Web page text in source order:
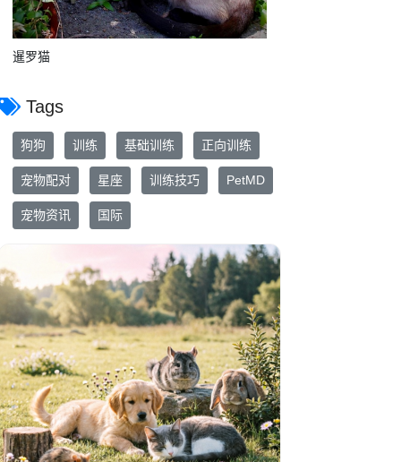
暹罗猫
Tags
狗狗 训练 基础训练 正向训练
宠物配对 星座 训练技巧 PetMD
宠物资讯 国际